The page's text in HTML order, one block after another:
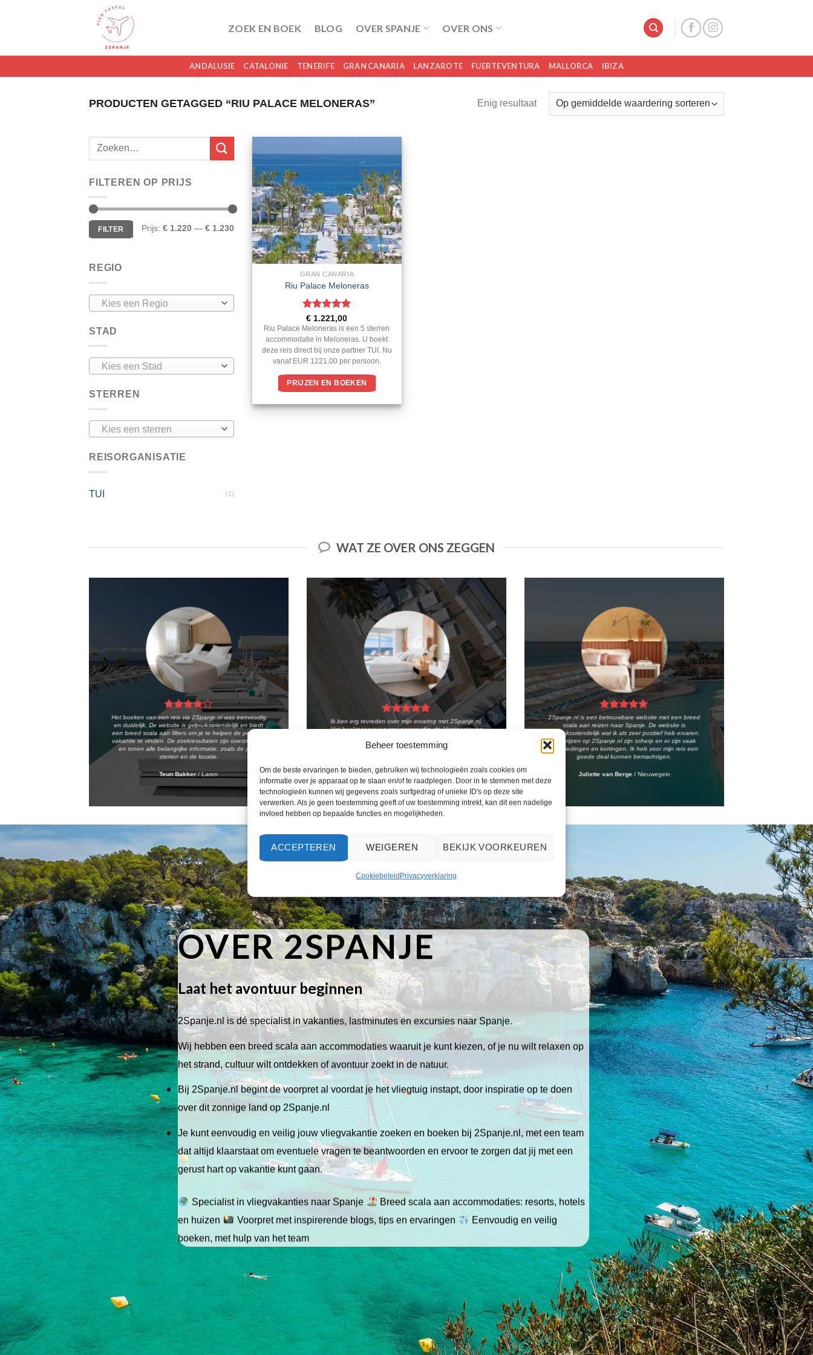
Beheer toestemming
Om de beste ervaringen te bieden, gebruiken wij technologieën zoals cookies om
informatie over je apparaat op te slaan en/of te raadplegen. Door in te stemmen met deze
technologieën kunnen wij gegevens zoals surfgedrag of unieke ID's op deze site
verwerken. Als je geen toestemming geeft of uw toestemming intrekt, kan dit een nadelige
invloed hebben op bepaalde functies en mogelijkheden.
ACCEPTEREN WEIGEREN BEKIJK VOORKEUREN
CookiebeleidPrivacyverklaring
ZOEK EN BOEK BLOG OVER SPANJE OVER ONS
ANDALUSIE CATALONIE TENERIFE GRAN CANARIA LANZAROTE FUERTEVENTURA MALLORCA IBIZA
PRODUCTEN GETAGGED “RIU PALACE MELONERAS” Enig resultaat
FILTEREN OP PRIJS
Min.
prijs
Max.
prijsFILTER Prijs: € 1.220 — € 1.230
REGIO
Kies een Regio
STAD
Kies een Stad
STERREN
Kies een sterren
REISORGANISATIE
TUI (1)
GRAN CANARIA
Riu Palace Meloneras
Gewaardeerd
5uit 5
€ 1.221,00
Riu Palace Meloneras is een 5 sterren
accommodatie in Meloneras. U boekt
deze reis direct bij onze partner TUI. Nu
vanaf EUR 1221.00 per persoon.
PRIJZEN EN BOEKEN
WAT ZE OVER ONS ZEGGEN
Het boeken van een reis via 2Spanje.nl was eenvoudig
en duidelijk. De website is gebruiksvriendelijk en biedt
een breed scala aan filters om je te helpen de perfecte
vakantie te vinden. De zoekresultaten zijn overzichtelijk
en tonen alle belangrijke informatie, zoals de prijs,
sterren en de locatie.
Teun Bakker /Laren
Ik ben erg tevreden over mijn ervaring met 2Spanje.nl.
Het boekingsproces was eenvoudig, de klantenservice
website zeker aanbevelen aan anderen die op zoek
zijn naar een reis naar Spanje.
Kiki Kampen /Maastricht
2Spanje.nl is een betrouwbare website met een breed
scala aan reizen naar Spanje. De website is
gebruiksvriendelijk wat ik als zeer positief heb ervaren.
De prijzen op 2Spanje.nl zijn scherp en er zijn vaak
aanbiedingen en kortingen. Ik heb voor mijn reis een
goede deal kunnen bemachtigen.
Juliette van Berge /Nieuwegein
OVER 2SPANJE
Laat het avontuur beginnen
2Spanje.nl is dé specialist in vakanties, lastminutes en excursies naar Spanje.
Wij hebben een breed scala aan accommodaties waaruit je kunt kiezen, of je nu wilt relaxen op
het strand, cultuur wilt ontdekken of avontuur zoekt in de natuur.
Bij 2Spanje.nl begint de voorpret al voordat je het vliegtuig instapt, door inspiratie op te doen
over dit zonnige land op 2Spanje.nl
Je kunt eenvoudig en veilig jouw vliegvakantie zoeken en boeken bij 2Spanje.nl, met een team
dat altijd klaarstaat om eventuele vragen te beantwoorden en ervoor te zorgen dat jij met een
gerust hart op vakantie kunt gaan.
Specialist in vliegvakanties naar Spanje
Breed scala aan accommodaties: resorts, hotels
en huizen
Voorpret met inspirerende blogs, tips en ervaringen
Eenvoudig en veilig
boeken, met hulp van het team